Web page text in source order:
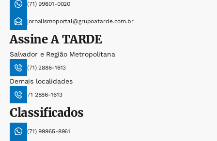
(71) 99601-0020
jornalismoportal@grupoatarde.com.br
AssineA TARDE
Salvador e Região Metropolitana
(71) 2886-1613
Demais localidades
71 2886-1613
Classificados
(71) 99965-8961